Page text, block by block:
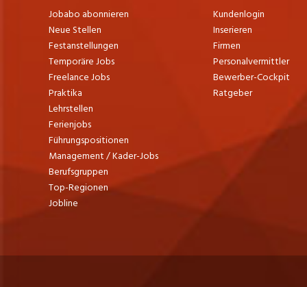
Jobabo abonnieren
Neue Stellen
Festanstellungen
Temporäre Jobs
Freelance Jobs
Praktika
Lehrstellen
Ferienjobs
Führungspositionen
Management / Kader-Jobs
Berufsgruppen
Top-Regionen
Jobline
Kundenlogin
Inserieren
Firmen
Personalvermittler
Bewerber-Cockpit
Ratgeber